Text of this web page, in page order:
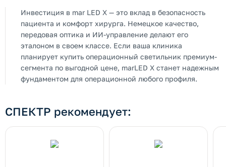
Инвестиция в mar LED X — это вклад в безопасность
пациента и комфорт хирурга. Немецкое качество,
передовая оптика и ИИ-управление делают его
эталоном в своем классе. Если ваша клиника
планирует купить операционный светильник премиум-
сегмента по выгодной цене, marLED X станет надежным
фундаментом для операционной любого профиля.
СПЕКТР рекомендует: